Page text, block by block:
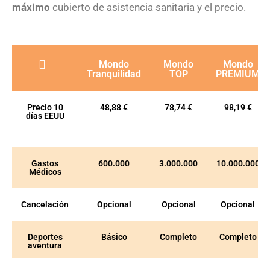
máximo cubierto de asistencia sanitaria y el precio.
Mondo
Tranquilidad
Mondo
TOP
Mondo
PREMIUM
Precio 10
días EEUU
48,88 € 78,74 € 98,19 €
Gastos
Médicos
600.000 3.000.000 10.000.000
Cancelación Opcional Opcional Opcional
Deportes
aventura
Básico Completo Completo